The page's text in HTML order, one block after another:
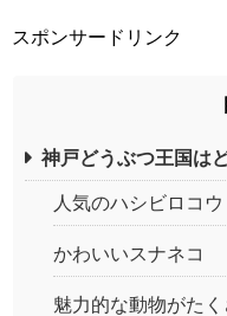
スポンサードリンク
神戸どうぶつ王国は
人気のハシビロコウ
かわいいスナネコ
魅力的な動物がたく